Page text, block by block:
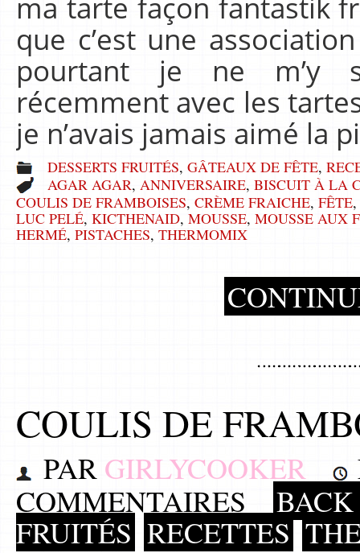
que c’est une
pourtant je ne m’y
récemment avec les
je n’avais jamais aimé la
DESSERTS FRUITÉS, GÂTEAUX DE FÊTE,
AGAR AGAR, ANNIVERSAIRE, BISCUIT À LA
COULIS DE FRAMBOISES, CRÈME FRAICHE, FÊTE,
LUC PELÉ, KICTHENAID, MOUSSE, MOUSSE AUX
HERMÉ, PISTACHES, THERMOMIX
COULIS DE
PAR GIRLYCOOKER
COMMENTAIRES
FRUITÉS RECETTES